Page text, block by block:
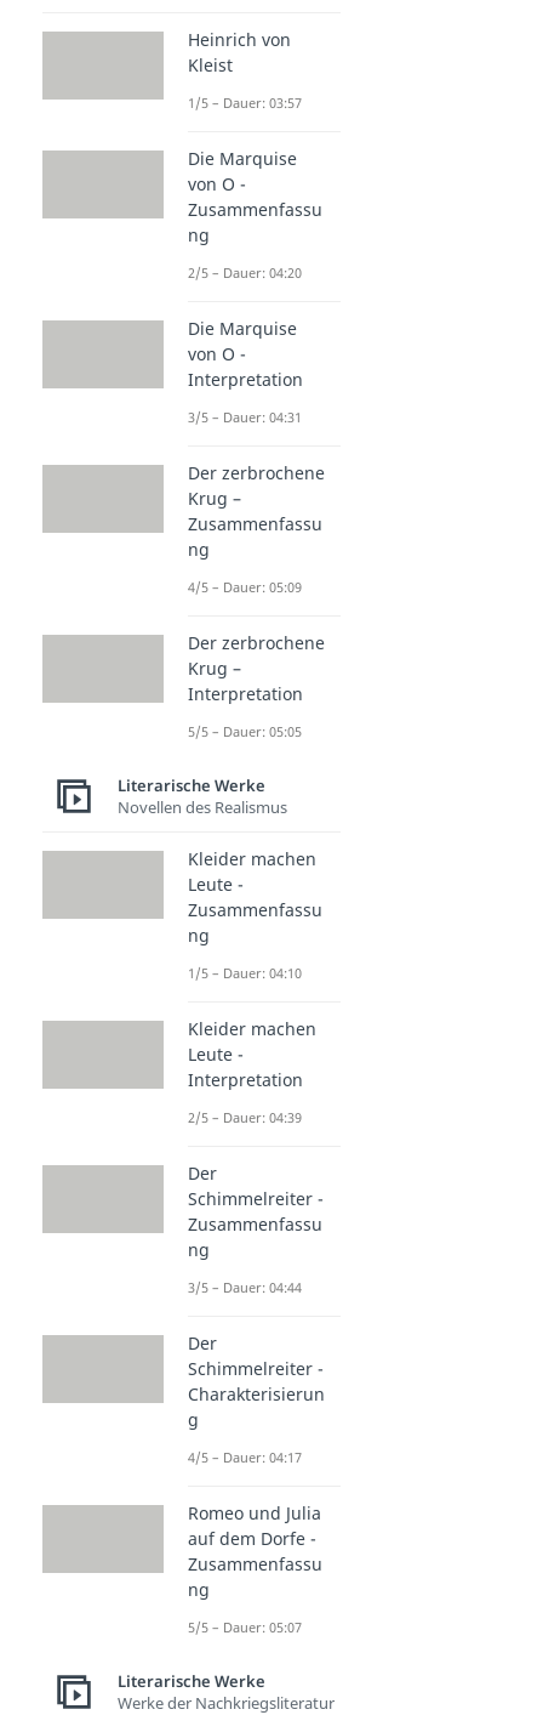
Heinrich von
Kleist
1/5 – Dauer: 03:57
Die Marquise
von O -
Zusammenfassu
ng
2/5 – Dauer: 04:20
Die Marquise
von O -
Interpretation
3/5 – Dauer: 04:31
Der zerbrochene
Krug –
Zusammenfassu
ng
4/5 – Dauer: 05:09
Der zerbrochene
Krug –
Interpretation
5/5 – Dauer: 05:05
Literarische Werke
Novellen des Realismus
Kleider machen
Leute -
Zusammenfassu
ng
1/5 – Dauer: 04:10
Kleider machen
Leute -
Interpretation
2/5 – Dauer: 04:39
Der
Schimmelreiter -
Zusammenfassu
ng
3/5 – Dauer: 04:44
Der
Schimmelreiter -
Charakterisierun
g
4/5 – Dauer: 04:17
Romeo und Julia
auf dem Dorfe -
Zusammenfassu
ng
5/5 – Dauer: 05:07
Literarische Werke
Werke der Nachkriegsliteratur